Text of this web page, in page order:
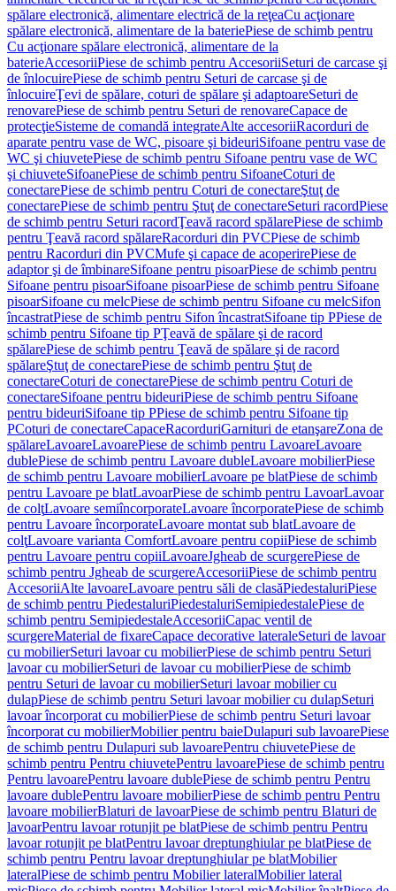
spălare electronică, alimentare electrică de la reţeaCu acţionare
spălare electronică, alimentare de la bateriePiese de schimb pentru
Cu acţionare spălare electronică, alimentare de la
baterieAccesoriiPiese de schimb pentru AccesoriiSeturi de carcase şi
de înlocuirePiese de schimb pentru Seturi de carcase şi de
înlocuireŢevi de spălare, coturi de spălare şi adaptoareSeturi de
renovarePiese de schimb pentru Seturi de renovareCapace de
protecţieSisteme de comandă integrateAlte accesoriiRacorduri de
aparate pentru vase de WC, pisoare şi bideuriSifoane pentru vase de
WC şi chiuvetePiese de schimb pentru Sifoane pentru vase de WC
şi chiuveteSifoanePiese de schimb pentru SifoaneCoturi de
conectarePiese de schimb pentru Coturi de conectareŞtuţ de
conectarePiese de schimb pentru Ştuţ de conectareSeturi racordPiese
de schimb pentru Seturi racordŢeavă racord spălarePiese de schimb
pentru Ţeavă racord spălareRacorduri din PVCPiese de schimb
pentru Racorduri din PVCMufe şi capace de acoperirePiese de
adaptor şi de îmbinareSifoane pentru pisoarPiese de schimb pentru
Sifoane pentru pisoarSifoane pisoarPiese de schimb pentru Sifoane
pisoarSifoane cu melcPiese de schimb pentru Sifoane cu melcSifon
încastratPiese de schimb pentru Sifon încastratSifoane tip PPiese de
schimb pentru Sifoane tip PŢeavă de spălare şi de racord
spălarePiese de schimb pentru Ţeavă de spălare şi de racord
spălareŞtuţ de conectarePiese de schimb pentru Ştuţ de
conectareCoturi de conectarePiese de schimb pentru Coturi de
conectareSifoane pentru bideuriPiese de schimb pentru Sifoane
pentru bideuriSifoane tip PPiese de schimb pentru Sifoane tip
PCoturi de conectareCapaceRacorduriGarnituri de etanşareZona de
spălareLavoareLavoarePiese de schimb pentru LavoareLavoare
dublePiese de schimb pentru Lavoare dubleLavoare mobilierPiese
de schimb pentru Lavoare mobilierLavoare pe blatPiese de schimb
pentru Lavoare pe blatLavoarPiese de schimb pentru LavoarLavoar
de colţLavoare semiîncorporateLavoare încorporatePiese de schimb
pentru Lavoare încorporateLavoare montat sub blatLavoare de
colţLavoare varianta ComfortLavoare pentru copiiPiese de schimb
pentru Lavoare pentru copiiLavoareJgheab de scurgerePiese de
schimb pentru Jgheab de scurgereAccesoriiPiese de schimb pentru
AccesoriiAlte lavoareLavoare pentru săli de clasăPiedestaluriPiese
de schimb pentru PiedestaluriPiedestaluriSemipiedestalePiese de
schimb pentru SemipiedestaleAccesoriiCapac ventil de
scurgereMaterial de fixareCapace decorative lateraleSeturi de lavoar
cu mobilierSeturi lavoar cu mobilierPiese de schimb pentru Seturi
lavoar cu mobilierSeturi de lavoar cu mobilierPiese de schimb
pentru Seturi de lavoar cu mobilierSeturi lavoar mobilier cu
dulapPiese de schimb pentru Seturi lavoar mobilier cu dulapSeturi
lavoar încorporat cu mobilierPiese de schimb pentru Seturi lavoar
încorporat cu mobilierMobilier pentru baieDulapuri sub lavoarePiese
de schimb pentru Dulapuri sub lavoarePentru chiuvetePiese de
schimb pentru Pentru chiuvetePentru lavoarePiese de schimb pentru
Pentru lavoarePentru lavoare dublePiese de schimb pentru Pentru
lavoare dublePentru lavoare mobilierPiese de schimb pentru Pentru
lavoare mobilierBlaturi de lavoarPiese de schimb pentru Blaturi de
lavoarPentru lavoar rotunjit pe blatPiese de schimb pentru Pentru
lavoar rotunjit pe blatPentru lavoar dreptunghiular pe blatPiese de
schimb pentru Pentru lavoar dreptunghiular pe blatMobilier
lateralPiese de schimb pentru Mobilier lateralMobilier lateral